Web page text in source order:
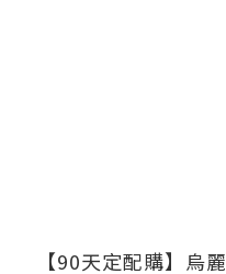
【90天定配購】烏麗